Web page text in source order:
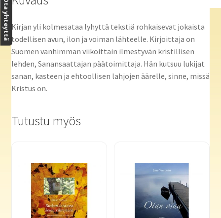
Kirjan yli kolmesataa lyhyttä tekstiä rohkaisevat jokaista
todellisen avun, ilon ja voiman lähteelle. Kirjoittaja on
Suomen vanhimman viikoittain ilmestyvän kristillisen
lehden, Sanansaattajan päätoimittaja. Hän kutsuu lukijat
sanan, kasteen ja ehtoollisen lahjojen äärelle, sinne, missä
Kristus on.
Tutustu myös
Ota yhteyttä